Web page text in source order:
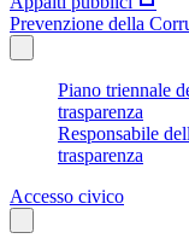
Prevenzione della
Piano triennale
trasparenza
Responsabile
trasparenza
Accesso civico